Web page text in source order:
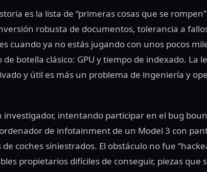
es la lista de “primeras cosas que se
robusta de documentos, tolerancia a
cuando ya no estás jugando con unos pocos
botella clásico: GPU y tiempo de indexado. La
y útil es más un problema de ingeniería y
intentando participar en el bug
de infotainment de un Model 3 con
coches siniestrados. El obstáculo no fue
propietarios difíciles de conseguir, piezas que